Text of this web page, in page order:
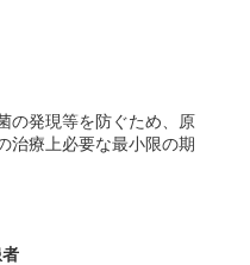
の発現等を防ぐため、原
治療上必要な最小限の期